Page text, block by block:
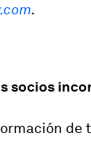
.
socios
de